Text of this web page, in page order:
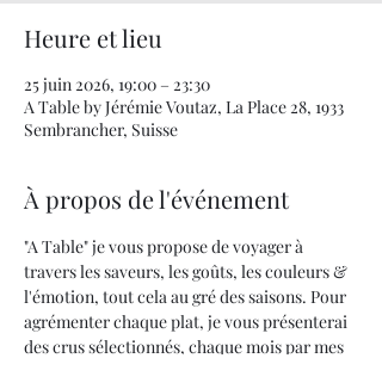
Heure et lieu
25 juin 2026, 19:00 – 23:30
A Table by Jérémie Voutaz, La Place 28, 1933
Sembrancher, Suisse
À propos de l'événement
"A Table" je vous propose de voyager à
travers les saveurs, les goûts, les couleurs &
l'émotion, tout cela au gré des saisons. Pour
agrémenter chaque plat, je vous présenterai
des crus sélectionnés, chaque mois par mes